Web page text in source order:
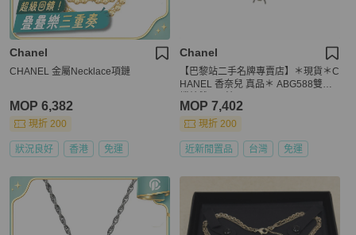
Chanel
CHANEL 金屬Necklace項鏈
MOP 6,382
現折 200
狀況良好 香港 免運
Chanel
【巴黎站二手名牌專賣店】＊現貨＊C
HANEL 香奈兒 真品＊ ABG588雙蝴
MOP 7,402
現折 200
近新閒置品 台灣 免運